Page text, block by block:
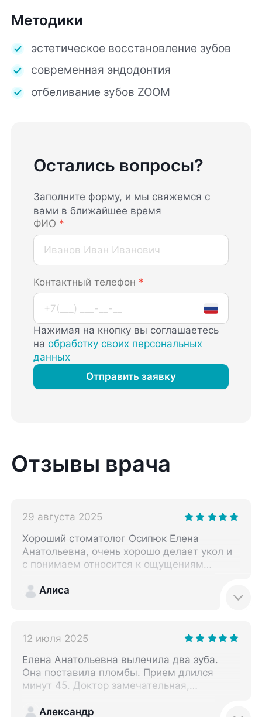
Методики
эстетическое восстановление зубов
современная эндодонтия
отбеливание зубов ZOOM
Остались вопросы?
Заполните форму, и мы свяжемся с
вами в ближайшее время
ФИО *
Контактный телефон *
Нажимая на кнопку вы соглашаетесь
наобработку своих персональных
данных
Отправить заявку
Отзывы врача
29 августа 2025
Хороший стоматолог Осипюк Елена
Анатольевна, очень хорошо делает укол и
с понимаем относится к ощущениям
чистит прекрасно!
Алиса
12 июля 2025
Елена Анатольевна вылечила два зуба.
Она поставила пломбы. Прием длился
минут 45. Доктор замечательная,
обращусь.
Александр